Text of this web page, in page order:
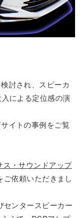
討され、スピーカ
による定位感の演
イトの事例をご覧
ス・サウンドアップ
ご依頼いただきまし
センタースピーカー